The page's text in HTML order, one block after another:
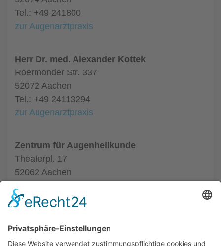
Tel.: +49 241800
zur Augenarztpraxis
Herr Dr. med. Alexander Kottek
Roermonder Str. 337
52072 Aachen
Tel.: +49 24113294
zur Augenarztpraxis
Zentrum für Augenheilkunde
Theaterpl. 17
52062 Aachen
zur Augenarztpraxis